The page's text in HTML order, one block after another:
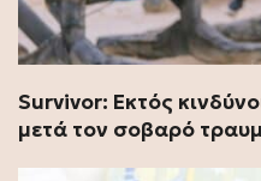
Survivor: Εκτός
μετά τον σοβαρό